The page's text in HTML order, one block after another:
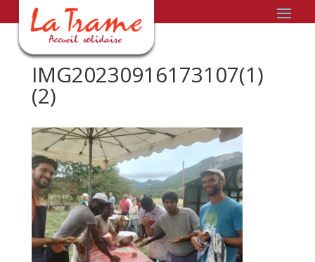
IMG20230916173107(1)
(2)